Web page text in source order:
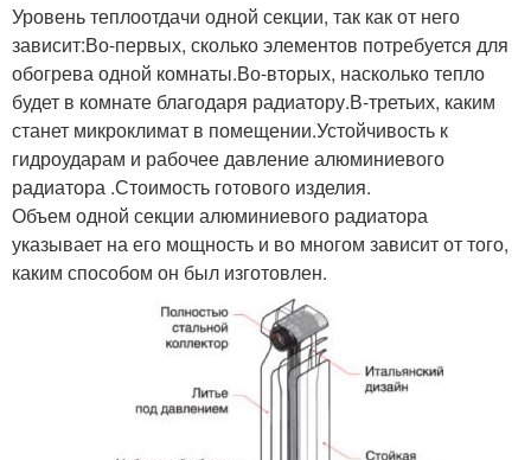
Уровень теплоотдачи одной секции, так как от него
зависит:Во-первых, сколько элементов потребуется для
обогрева одной комнаты.Во-вторых, насколько тепло
будет в комнате благодаря радиатору.В-третьих, каким
станет микроклимат в помещении.Устойчивость к
гидроударам и рабочее давление алюминиевого
радиатора .Стоимость готового изделия.
Объем одной секции алюминиевого радиатора
указывает на его мощность и во многом зависит от того,
каким способом он был изготовлен.